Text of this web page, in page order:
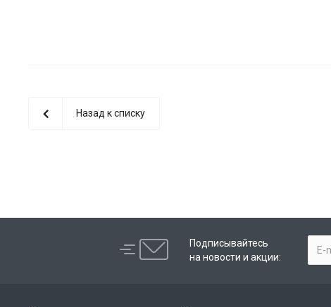
Назад к списку
Подписывайтесь
на новости и акции: